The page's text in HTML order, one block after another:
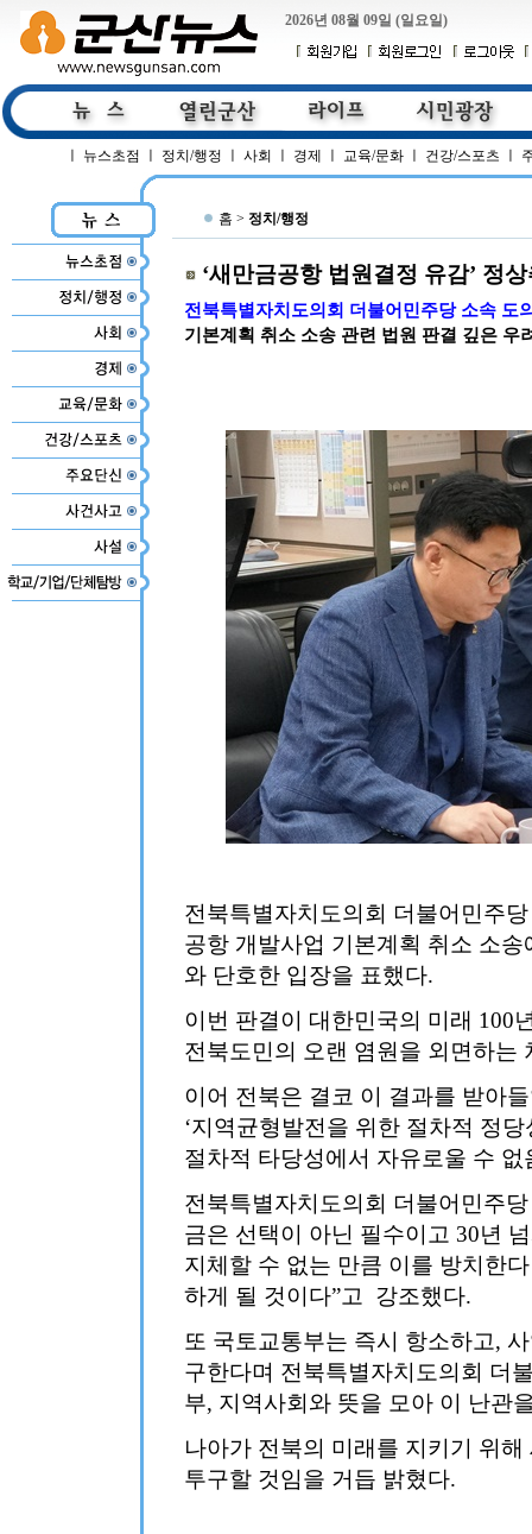
2026년 08월 09일 (일요일)
뉴스초점 정치/행정 사회 경제 교육/문화 건강/스포츠
홈 > 정치/행정
‘새만금공항 법원결정 유감’ 정
전북특별자치도의회 더불어민주당 소속 도
기본계획 취소 소송 관련 법원 판결 깊은 우
전북특별자치도의회 더불어민주
공항 개발사업 기본계획 취소 소
와 단호한 입장을 표했다.
이번 판결이 대한민국의 미래 100
전북도민의 오랜 염원을 외면하는
이어 전북은 결코 이 결과를 받아
‘지역균형발전을 위한 절차적 정
절차적 타당성에서 자유로울 수 없
전북특별자치도의회 더불어민주
금은 선택이 아닌 필수이고 30년
지체할 수 없는 만큼 이를 방치한
하게 될 것이다”고 강조했다.
또 국토교통부는 즉시 항소하고,
구한다며 전북특별자치도의회 더
부, 지역사회와 뜻을 모아 이 난관
나아가 전북의 미래를 지키기 위
투구할 것임을 거듭 밝혔다.